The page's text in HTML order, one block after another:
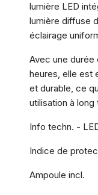
lumière LED
lumière diffuse
éclairage
Avec une
heures, elle est
et durable, ce
utilisation à long
Info techn. -
Indice de
Ampoule incl.